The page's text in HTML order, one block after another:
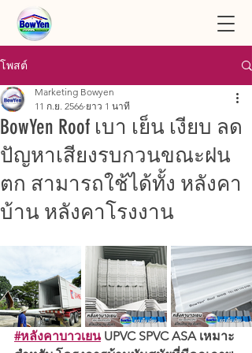
โพสต์
BowYen Roof เบา เย็น เงียบ ลด
ปัญหาเสียงรบกวนขณะฝน
ตก สามารถใช้ได้ทั้ง หลังคา
บ้าน หลังคาโรงงาน
Marketing Bowyen
11 ก.ย. 2566 ยาว 1 นาที
#หลังคาบาวเยน UPVC SPVC ASA เหมาะ